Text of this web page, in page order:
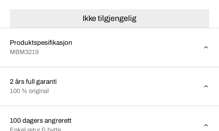
Ikke tilgjengelig
Produktspesifikasjon
MBM3219
2 års full garanti
100 % original
100 dagers angrerett